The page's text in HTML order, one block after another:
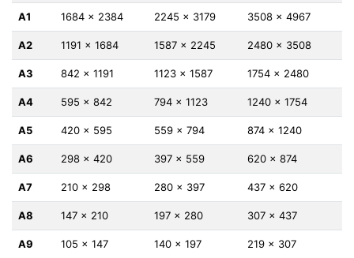
A1 1684 x 2384 2245 x 3179 3508 x 4967
A2 1191 x 1684 1587 x 2245 2480 x 3508
A3 842 x 1191 1123 x 1587 1754 x 2480
A4 595 x 842 794 x 1123 1240 x 1754
A5 420 x 595 559 x 794 874 x 1240
A6 298 x 420 397 x 559 620 x 874
A7 210 x 298 280 x 397 437 x 620
A8 147 x 210 197 x 280 307 x 437
A9 105 x 147 140 x 197 219 x 307